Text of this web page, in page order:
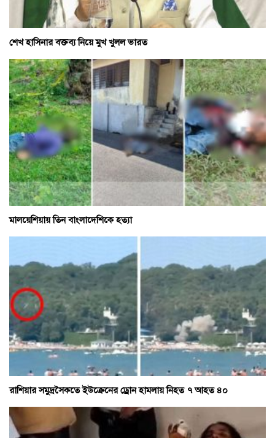
শেখ হাসিনার বক্তব্য নিয়ে মুখ খুলল ভারত
মালয়েশিয়ায় তিন বাংলাদেশিকে হত্যা
রাশিয়ার সমুদ্রসৈকতে ইউক্রেনের ড্রোন হামলায় নিহত ৭ আহত ৪০